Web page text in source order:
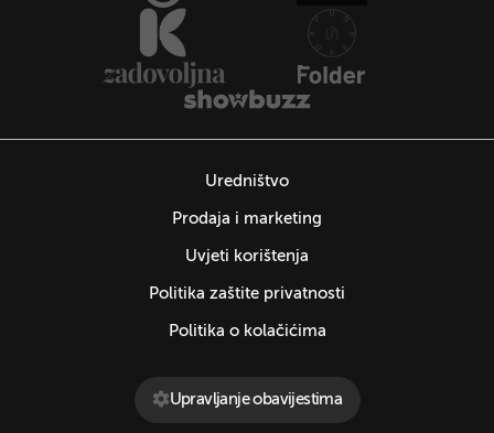
Uredništvo
Prodaja i marketing
Uvjeti korištenja
Politika zaštite privatnosti
Politika o kolačićima
Upravljanje obavijestima